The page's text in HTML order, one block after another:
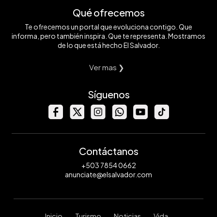
Qué ofrecemos
Te ofrecemos un portal que evoluciona contigo. Que
informa, pero también inspira. Que te representa. Mostramos
de lo que está hecho El Salvador.
Ver mas ❯
Síguenos
Contáctanos
+503 7854 0662
anunciate@elsalvador.com